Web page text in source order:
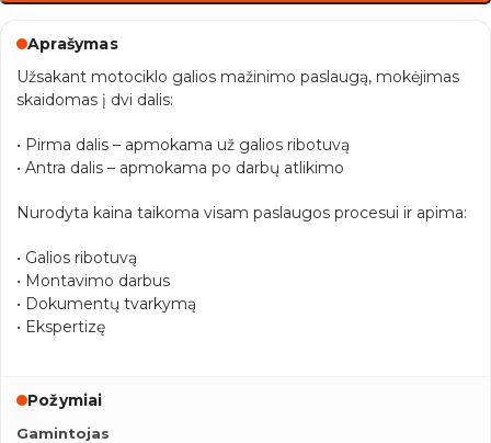
Aprašymas
Užsakant motociklo galios mažinimo paslaugą, mokėjimas
skaidomas į dvi dalis:
• Pirma dalis – apmokama už galios ribotuvą
• Antra dalis – apmokama po darbų atlikimo
Nurodyta kaina taikoma visam paslaugos procesui ir apima:
• Galios ribotuvą
• Montavimo darbus
• Dokumentų tvarkymą
• Ekspertizę
Požymiai
Gamintojas